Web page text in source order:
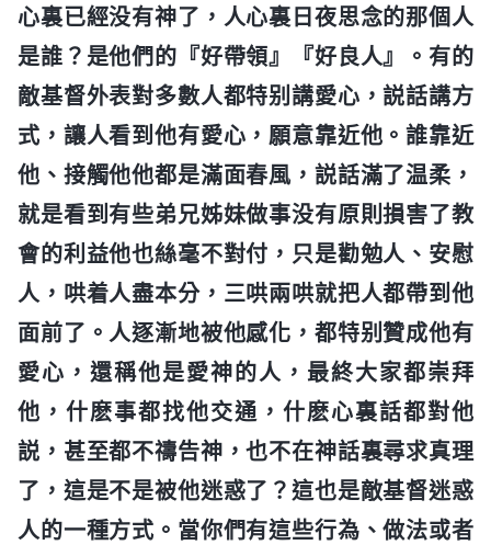
心裏已經没有神了，人心裏日夜思念的那個人
是誰？是他們的『好帶領』『好良人』。有的
敵基督外表對多數人都特别講愛心，説話講方
式，讓人看到他有愛心，願意靠近他。誰靠近
他、接觸他他都是滿面春風，説話滿了温柔，
就是看到有些弟兄姊妹做事没有原則損害了教
會的利益他也絲毫不對付，只是勸勉人、安慰
人，哄着人盡本分，三哄兩哄就把人都帶到他
面前了。人逐漸地被他感化，都特别贊成他有
愛心，還稱他是愛神的人，最終大家都崇拜
他，什麽事都找他交通，什麽心裏話都對他
説，甚至都不禱告神，也不在神話裏尋求真理
了，這是不是被他迷惑了？這也是敵基督迷惑
人的一種方式。當你們有這些行為、做法或者